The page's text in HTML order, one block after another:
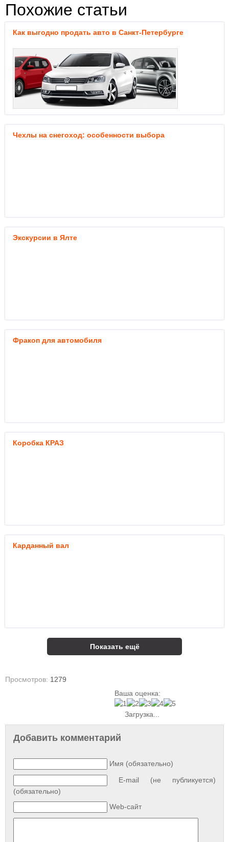
Похожие статьи
Как выгодно продать авто в Санкт-Петербурге
Чехлы на снегоход: особенности выбора
Экскурсии в Ялте
Фракоп для автомобиля
Коробка КРАЗ
Карданный вал
Показать ещё
Просмотров: 1279
Ваша оценка:
Загрузка...
Добавить комментарий
Имя (обязательно)
E-mail (не публикуется)
(обязательно)
Web-сайт